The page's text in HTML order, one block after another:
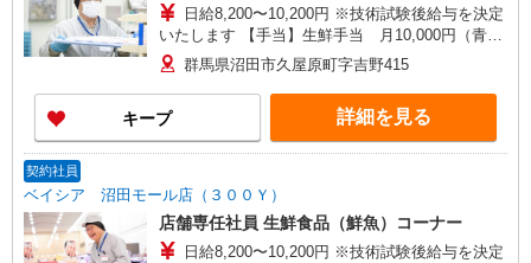
日給8,200〜10,200円 ※技術試験後給与を決定
いたします 【手当】生鮮手当 月10,000円（青果
は月5,000円） ※発効日以降は改定後の最低賃金
に準ずる
群馬県沼田市久屋原町字吉野415
キープ 詳細を見る
契約社員
ベイシア 沼田モール店（３００Ｙ）
店舗専任社員 生鮮食品（鮮魚）コーナー
日給8,200〜10,200円 ※技術試験後給与を決定